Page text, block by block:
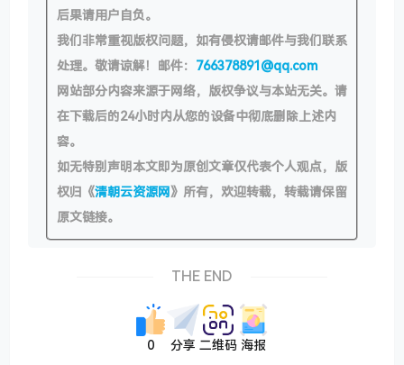
后果请用户自负。
我们非常重视版权问题，如有侵权请邮件与我们联系
处理。敬请谅解！邮件： 766378891@qq.com
网站部分内容来源于网络，版权争议与本站无关。请
在下载后的24小时内从您的设备中彻底删除上述内
容。
如无特别声明本文即为原创文章仅代表个人观点，版
权归《清朝云资源网》所有，欢迎转载，转载请保留
原文链接。
THE END
0 分享 二维码 海报